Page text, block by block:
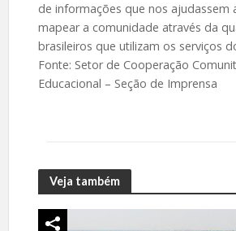
de informações que nos ajudassem
mapear a comunidade através da
brasileiros que utilizam os serviços
Fonte: Setor de Cooperação
Educacional – Seção de Imprensa
Veja também